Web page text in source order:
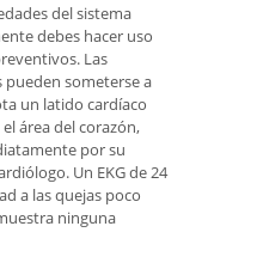
del sistema
debes hacer uso
Las
pueden someterse a
un latido cardíaco
área del corazón,
por su
Un EKG de 24
a las quejas poco
ninguna